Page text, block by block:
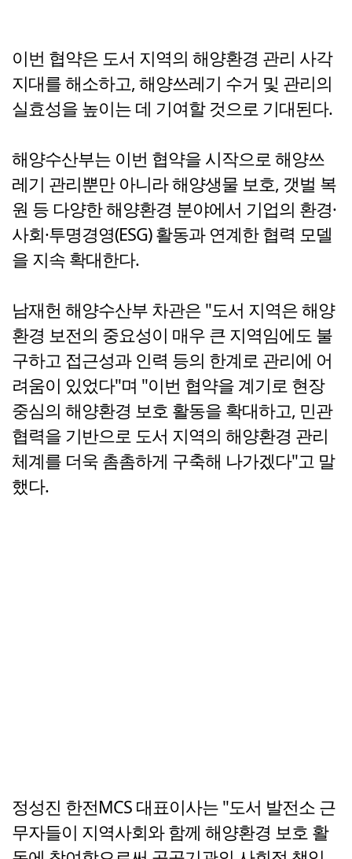
이번 협약은 도서 지역의 해양환경 관리 사각
지대를 해소하고, 해양쓰레기 수거 및 관리의
실효성을 높이는 데 기여할 것으로 기대된다.
해양수산부는 이번 협약을 시작으로 해양쓰
레기 관리뿐만 아니라 해양생물 보호, 갯벌 복
원 등 다양한 해양환경 분야에서 기업의 환경·
사회·투명경영(ESG) 활동과 연계한 협력 모델
을 지속 확대한다.
남재헌 해양수산부 차관은 "도서 지역은 해양
환경 보전의 중요성이 매우 큰 지역임에도 불
구하고 접근성과 인력 등의 한계로 관리에 어
려움이 있었다"며 "이번 협약을 계기로 현장
중심의 해양환경 보호 활동을 확대하고, 민관
협력을 기반으로 도서 지역의 해양환경 관리
체계를 더욱 촘촘하게 구축해 나가겠다"고 말
했다.
정성진 한전MCS 대표이사는 "도서 발전소 근
무자들이 지역사회와 함께 해양환경 보호 활